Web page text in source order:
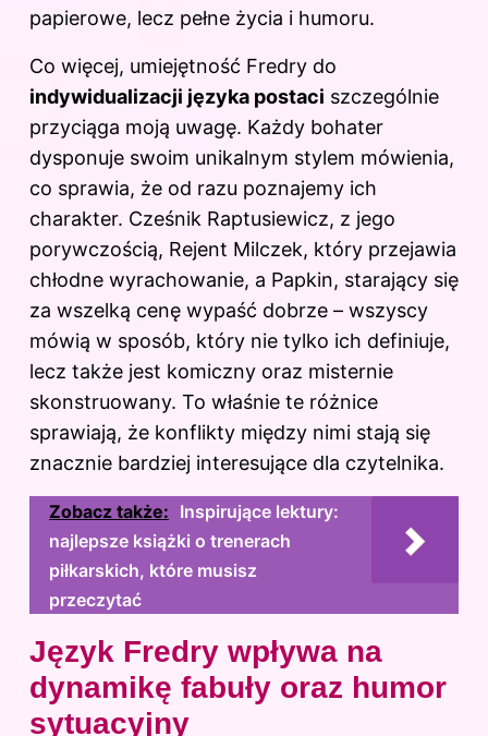
papierowe, lecz pełne życia i humoru.
Co więcej, umiejętność Fredry do
indywidualizacji języka postaci szczególnie
przyciąga moją uwagę. Każdy bohater
dysponuje swoim unikalnym stylem mówienia,
co sprawia, że od razu poznajemy ich
charakter. Cześnik Raptusiewicz, z jego
porywczością, Rejent Milczek, który przejawia
chłodne wyrachowanie, a Papkin, starający się
za wszelką cenę wypaść dobrze – wszyscy
mówią w sposób, który nie tylko ich definiuje,
lecz także jest komiczny oraz misternie
skonstruowany. To właśnie te różnice
sprawiają, że konflikty między nimi stają się
znacznie bardziej interesujące dla czytelnika.
Zobacz także: Inspirujące lektury:
najlepsze książki o trenerach
piłkarskich, które musisz
przeczytać
Język Fredry wpływa na
dynamikę fabuły oraz humor
sytuacyjny